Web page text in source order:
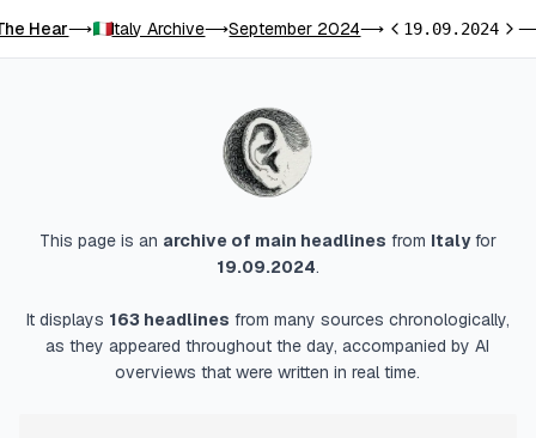
Hear⟶ Italy Archive⟶September 2024⟶Previous day
19.09.2024
This page is an archive of main headlines from Italyfor
19.09.2024.
It displays 163 headlines from many sources chronologically,
as they appeared throughout the day, accompanied by AI
overviews that were written in real time.